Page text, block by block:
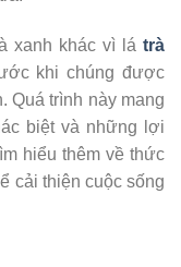
xanh khác vì lá trà
khi chúng được
Quá trình này mang
biệt và những lợi
hiểu thêm về thức
cải thiện cuộc sống